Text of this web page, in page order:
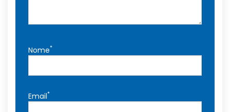
Nome*
Email*